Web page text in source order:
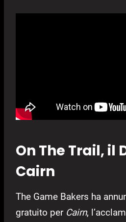
On The Trail, il
Cairn
The Game Bakers ha
gratuito per Cairn,